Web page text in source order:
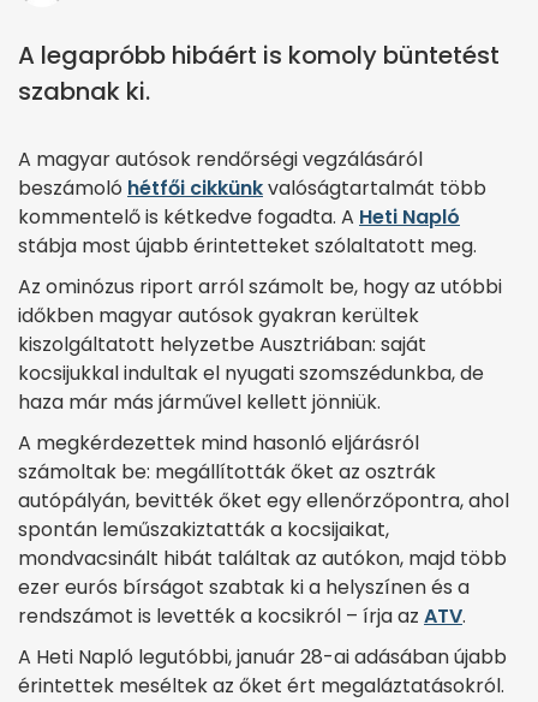
A legapróbb hibáért is komoly büntetést
szabnak ki.
A magyar autósok rendőrségi vegzálásáról
beszámoló hétfői cikkünkvalóságtartalmát több
kommentelő is kétkedve fogadta. A Heti Napló
stábja most újabb érintetteket szólaltatott meg.
Az ominózus riport arról számolt be, hogy az utóbbi
időkben magyar autósok gyakran kerültek
kiszolgáltatott helyzetbe Ausztriában: saját
kocsijukkal indultak el nyugati szomszédunkba, de
haza már más járművel kellett jönniük.
A megkérdezettek mind hasonló eljárásról
számoltak be: megállították őket az osztrák
autópályán, bevitték őket egy ellenőrzőpontra, ahol
spontán leműszakiztatták a kocsijaikat,
mondvacsinált hibát találtak az autókon, majd több
ezer eurós bírságot szabtak ki a helyszínen és a
rendszámot is levették a kocsikról – írja az ATV.
A Heti Napló legutóbbi, január 28-ai adásában újabb
érintettek meséltek az őket ért megaláztatásokról.